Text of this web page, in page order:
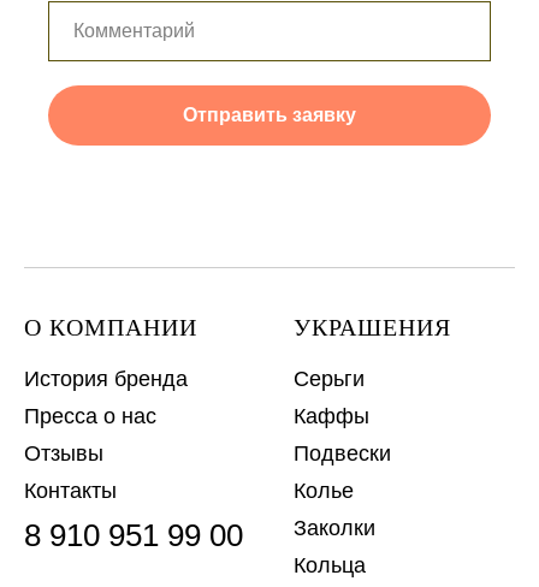
Отправить заявку
О КОМПАНИИ
История бренда
Пресса о нас
Отзывы
Контакты
8 910 951 99 00
УКРАШЕНИЯ
Серьги
Каффы
Подвески
Колье
Заколки
Кольца